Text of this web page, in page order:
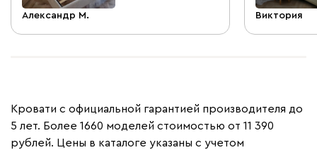
Александр М. Виктория
Кровати с официальной гарантией производителя до
5 лет. Более 1660 моделей стоимостью от 11 390
рублей. Цены в каталоге указаны с учетом